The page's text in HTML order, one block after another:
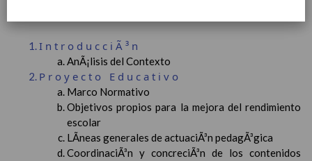
IntroducciÃ³n
AnÃ¡lisis del Contexto
Proyecto Educativo
Marco Normativo
Objetivos propios para la mejora del rendimiento
escolar
LÃ­neas generales de actuaciÃ³n pedagÃ³gica
CoordinaciÃ³n y concreciÃ³n de los contenidos